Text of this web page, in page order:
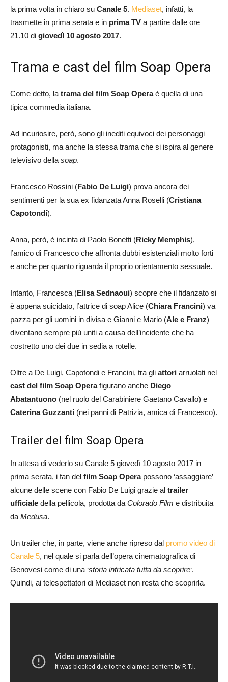
la prima volta in chiaro su Canale 5. Mediaset, infatti, la
trasmette in prima serata e in prima TV a partire dalle ore
21.10 di giovedì 10 agosto 2017.
Trama e cast del film Soap Opera
Come detto, la trama del film Soap Operaè quella di una
tipica commedia italiana.
Ad incuriosire, però, sono gli inediti equivoci dei personaggi
protagonisti, ma anche la stessa trama che si ispira al genere
televisivo della soap.
Francesco Rossini (Fabio De Luigi) prova ancora dei
sentimenti per la sua ex fidanzata Anna Roselli (Cristiana
Capotondi).
Anna, però, è incinta di Paolo Bonetti (Ricky Memphis),
l’amico di Francesco che affronta dubbi esistenziali molto forti
e anche per quanto riguarda il proprio orientamento sessuale.
Intanto, Francesca (Elisa Sednaoui) scopre che il fidanzato si
è appena suicidato, l’attrice di soap Alice (Chiara Francini) va
pazza per gli uomini in divisa e Gianni e Mario (Ale e Franz)
diventano sempre più uniti a causa dell’incidente che ha
costretto uno dei due in sedia a rotelle.
Oltre a De Luigi, Capotondi e Francini, tra gli attori arruolati nel
cast del film Soap Operafigurano anche Diego
Abatantuono (nel ruolo del Carabiniere Gaetano Cavallo) e
Caterina Guzzanti (nei panni di Patrizia, amica di Francesco).
Trailer del film Soap Opera
In attesa di vederlo su Canale 5 giovedì 10 agosto 2017 in
prima serata, i fan del film Soap Operapossono ‘assaggiare’
alcune delle scene con Fabio De Luigi grazie al trailer
ufficiale della pellicola, prodotta da Colorado Film e distribuita
da Medusa.
Un trailer che, in parte, viene anche ripreso dal promo video di
Canale 5, nel quale si parla dell’opera cinematografica di
Genovesi come di una ‘storia intricata tutta da scoprire‘.
Quindi, ai telespettatori di Mediaset non resta che scoprirla.